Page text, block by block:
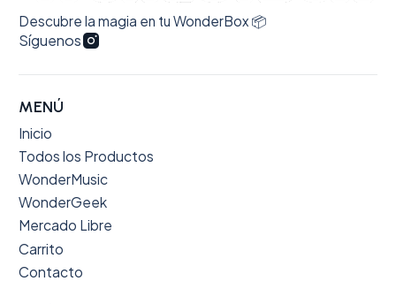
Descubre la magia en tu WonderBox 📦
Síguenos
MENÚ
Inicio
Todos los Productos
WonderMusic
WonderGeek
Mercado Libre
Carrito
Contacto